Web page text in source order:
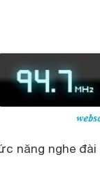
năng nghe đài